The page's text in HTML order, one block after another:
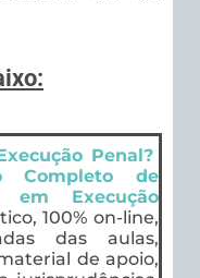
Penal?
Completo de
em Execução
100% on-line,
das aulas,
de apoio,